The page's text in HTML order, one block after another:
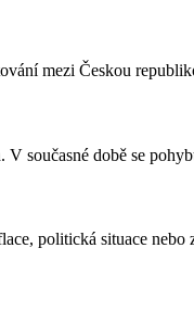
mezi Českou
současné době se
politická situace